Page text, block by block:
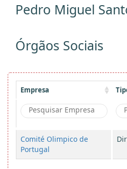
Pedro Miguel
Órgãos Sociais
Empresa
Comité Olimpico de
Portugal